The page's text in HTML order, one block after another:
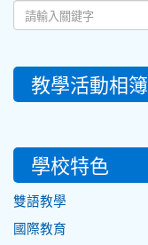
教學活動相簿
學校特色
雙語教學
國際教育